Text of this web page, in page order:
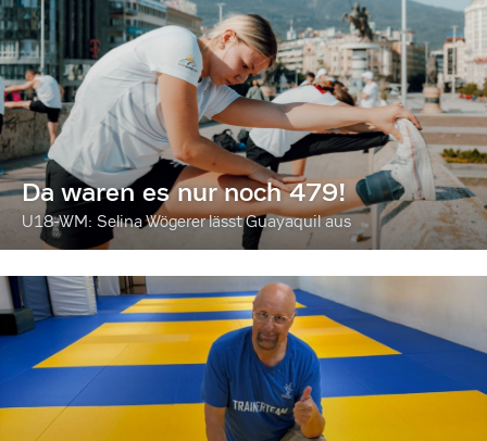
Da waren es nur noch 479!
U18-WM: Selina Wögerer lässt Guayaquil aus